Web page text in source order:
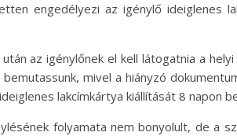
engedélyezi az igénylő ideiglenes
az igénylőnek el kell látogatnia a
mivel a hiányzó
lakcímkártya kiállítását 8 napon
folyamata nem bonyolult, de a